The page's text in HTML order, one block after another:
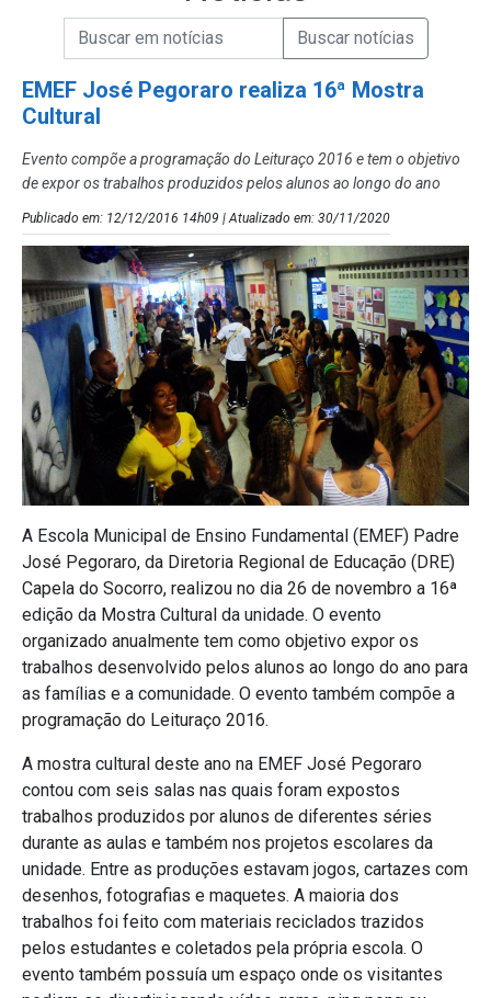
Campo de Busca de Notícias
Campo de Busca de informaçõesEnviar a Busca de Notícias
EMEF José Pegoraro realiza 16ª Mostra
Cultural
Evento compõe a programação do Leituraço 2016 e tem o objetivo
de expor os trabalhos produzidos pelos alunos ao longo do ano
Publicado em: 12/12/2016 14h09 | Atualizado em: 30/11/2020
A Escola Municipal de Ensino Fundamental (EMEF) Padre
José Pegoraro, da Diretoria Regional de Educação (DRE)
Capela do Socorro, realizou no dia 26 de novembro a 16ª
edição da Mostra Cultural da unidade. O evento
organizado anualmente tem como objetivo expor os
trabalhos desenvolvido pelos alunos ao longo do ano para
as famílias e a comunidade. O evento também compõe a
programação do Leituraço 2016.
A mostra cultural deste ano na EMEF José Pegoraro
contou com seis salas nas quais foram expostos
trabalhos produzidos por alunos de diferentes séries
durante as aulas e também nos projetos escolares da
unidade. Entre as produções estavam jogos, cartazes com
desenhos, fotografias e maquetes. A maioria dos
trabalhos foi feito com materiais reciclados trazidos
pelos estudantes e coletados pela própria escola. O
evento também possuía um espaço onde os visitantes